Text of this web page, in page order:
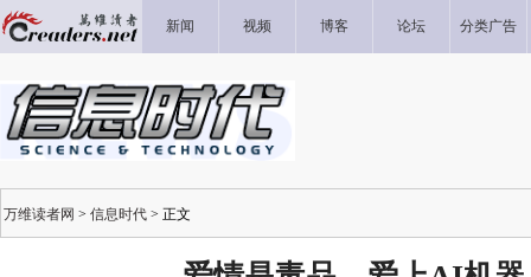
新闻 视频 博客 论坛 分类广告
万维读者网 > 信息时代 > 正文